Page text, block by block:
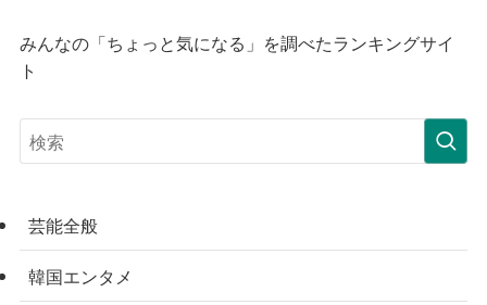
みんなの「ちょっと気になる」を調べたランキングサイ
ト
芸能全般
韓国エンタメ